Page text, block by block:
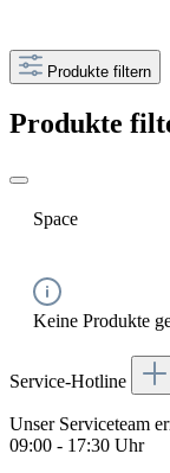
Produkte filtern
Produkte
Space
Keine Produkte
Service-Hotline
Unser Serviceteam
09:00 - 17:30 Uhr